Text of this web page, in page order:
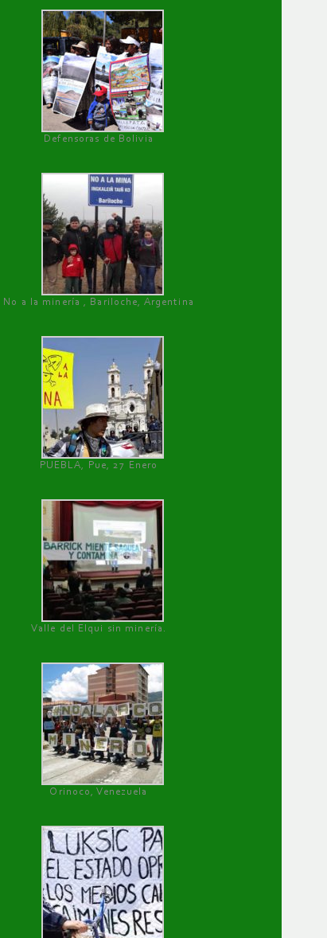
Defensoras de Bolivia
No a la minería , Bariloche, Argentina
PUEBLA, Pue, 27 Enero
Valle del Elqui sin minería.
Orinoco, Venezuela